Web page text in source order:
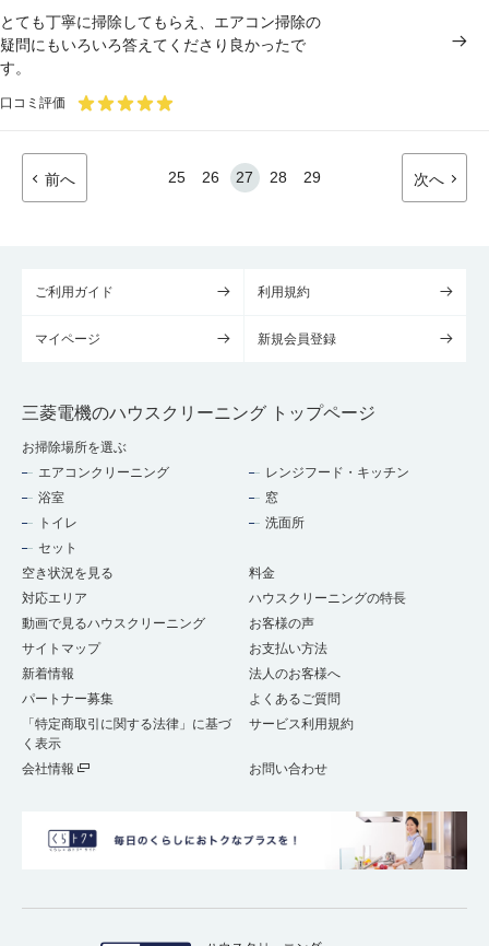
とても丁寧に掃除してもらえ、エアコン掃除の
疑問にもいろいろ答えてくださり良かったで
す。
口コミ評価
前へ 25 26 27 28 29 次へ
ご利用ガイド 利用規約
マイページ 新規会員登録
三菱電機のハウスクリーニング トップページ
お掃除場所を選ぶ
エアコンクリーニング
レンジフード・キッチン
浴室
窓
トイレ
洗面所
セット
空き状況を見る
料金
対応エリア
ハウスクリーニングの特長
動画で見るハウスクリーニング
お客様の声
サイトマップ
お支払い方法
新着情報
法人のお客様へ
パートナー募集
よくあるご質問
「特定商取引に関する法律」に基づ
く表示
サービス利用規約
会社情報 お問い合わせ